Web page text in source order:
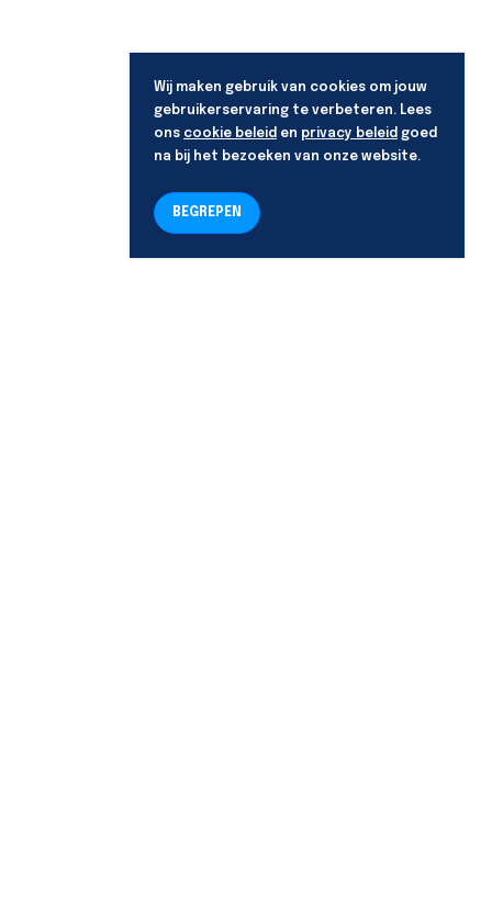
Wij maken gebruik van cookies om jouw
gebruikerservaring te verbeteren. Lees
ons cookie beleid en privacy beleid goed
na bij het bezoeken van onze website.
BEGREPEN